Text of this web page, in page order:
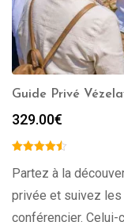
Guide Privé
329.00€
Partez à la
privée et suivez
conférencier.